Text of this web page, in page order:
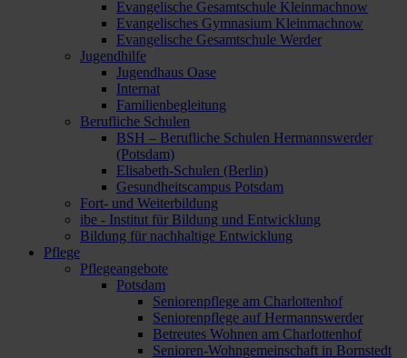
Evangelische Gesamtschule Kleinmachnow
Evangelisches Gymnasium Kleinmachnow
Evangelische Gesamtschule Werder
Jugendhilfe
Jugendhaus Oase
Internat
Familienbegleitung
Berufliche Schulen
BSH – Berufliche Schulen Hermannswerder
(Potsdam)
Elisabeth-Schulen (Berlin)
Gesundheitscampus Potsdam
Fort- und Weiterbildung
ibe - Institut für Bildung und Entwicklung
Bildung für nachhaltige Entwicklung
Pflege
Pflegeangebote
Potsdam
Seniorenpflege am Charlottenhof
Seniorenpflege auf Hermannswerder
Betreutes Wohnen am Charlottenhof
Senioren-Wohngemeinschaft in Bornstedt